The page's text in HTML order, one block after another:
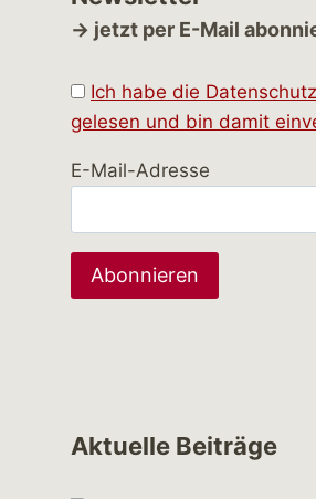
→ jetzt per E-Mail
Ich habe die
gelesen und bin damit
E-Mail-Adresse
Aktuelle Beiträge